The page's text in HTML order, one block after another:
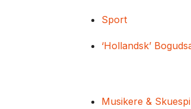
Sport
‘Hollandsk’
Musikere &